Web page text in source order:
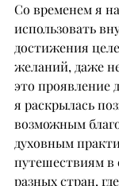
Со временем я
использовать
достижения
желаний, даже
это проявление
я раскрылась
возможным
духовным
путешествиям в
разных стран,